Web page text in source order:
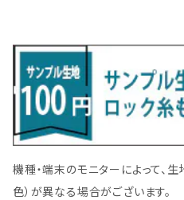
機種・端末のモニターによって、
色）が異なる場合がございます。